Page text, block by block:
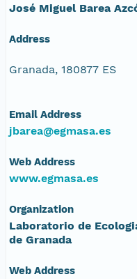
José Miguel Barea
Address
Granada, 180877 ES
Email Address
jbarea@egmasa.es
Web Address
www.egmasa.es
Organization
Laboratorio de
de Granada
Web Address